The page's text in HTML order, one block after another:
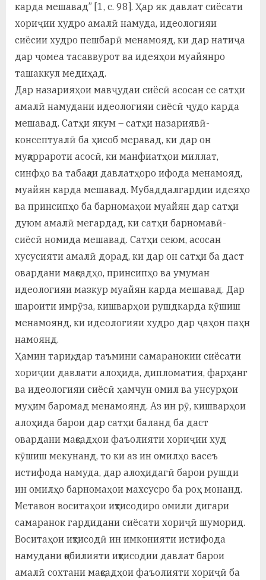
карда мешавад” [1, с. 98]. Ҳар як давлат сиёсати
хориҷии худро амалӣ намуда, идеологияи
сиёсии худро пешбарӣ менамояд, ки дар натиҷа
дар ҷомеа тасаввурот ва идеяҳои муайянро
ташаккул медиҳад.
Дар назарияҳои мавҷудаи сиёсӣ асосан се сатҳи
амалӣ намудани идеологияи сиёсӣ ҷудо карда
мешавад. Сатҳи якум – сатҳи назариявӣ-
консептуалӣ ба ҳисоб меравад, ки дар он
муқаррароти асосӣ, ки манфиатҳои миллат,
синфҳо ва табақаи давлатҳоро ифода менамояд,
муайян карда мешавад. Мубаддалгардии идеяҳо
ва принсипҳо ба барномаҳои муайян дар сатҳи
дуюм амалӣ мегардад, ки сатҳи барномавӣ-
сиёсӣ номида мешавад. Сатҳи сеюм, асосан
хусусияти амалӣ дорад, ки дар он сатҳи ба даст
овардани мақсадҳо, принсипҳо ва умуман
идеологияи мазкур муайян карда мешавад. Дар
шароити имрӯза, кишварҳои рушдкарда кӯшиш
менамоянд, ки идеологияи худро дар ҷаҳон паҳн
намоянд.
Ҳамин тариқ, дар таъмини самаранокии сиёсати
хориҷии давлати алоҳида, дипломатия, фарҳанг
ва идеологияи сиёсӣ ҳамчун омил ва унсурҳои
муҳим баромад менамоянд. Аз ин рӯ, кишварҳои
алоҳида барои дар сатҳи баланд ба даст
овардани мақсадҳои фаъолияти хориҷии худ
кӯшиш мекунанд, то ки аз ин омилҳо васеъ
истифода намуда, дар алоҳидагӣ барои рушди
ин омилҳо барномаҳои махсусро ба роҳ монанд.
Метавон воситаҳои иқтисодиро омили дигари
самаранок гардидани сиёсати хориҷӣ шуморид.
Воситаҳои иқтисодӣ ин имконияти истифода
намудани қобилияти иқтисодии давлат барои
амалӣ сохтани мақсадҳои фаъолияти хориҷӣ ба